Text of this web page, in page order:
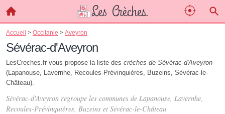
Accueil > Occitanie > Aveyron
Sévérac-d'Aveyron
LesCreches.fr vous propose la liste des crèches de Sévérac-d'Aveyron
(Lapanouse, Lavernhe, Recoules-Prévinquières, Buzeins, Sévérac-le-
Château).
Sévérac-d'Aveyron regroupe les communes de Lapanouse, Lavernhe,
Recoules-Prévinquières, Buzeins et Sévérac-le-Château